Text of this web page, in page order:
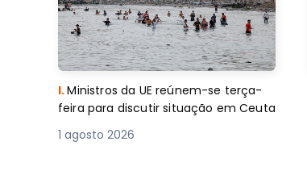
I.Ministros da UE reúnem-se terça-
feira para discutir situação em Ceuta
1 agosto 2026